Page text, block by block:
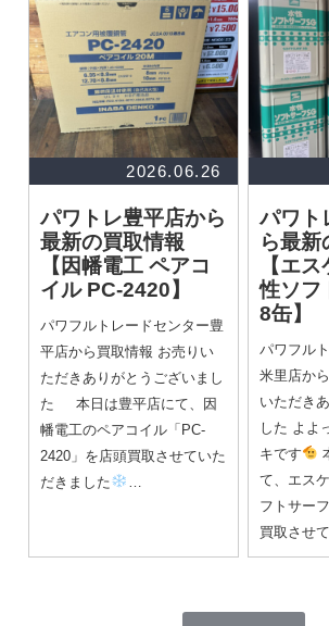
2026.06.26
パワトレ豊平店から
最新の買取情報
【因幡電工 ペアコ
イル PC-2420】
パワフルトレードセンター豊
平店から買取情報 お売りい
ただきありがとうございまし
た 本日は豊平店にて、因
幡電工のペアコイル「PC-
2420」を店頭買取させていた
だきました
…
パワト
ら最新
【エ
性ソフ
8缶】
パワフル
米里店か
いただき
した よよ
キです
て、エス
フトサー
買取させ